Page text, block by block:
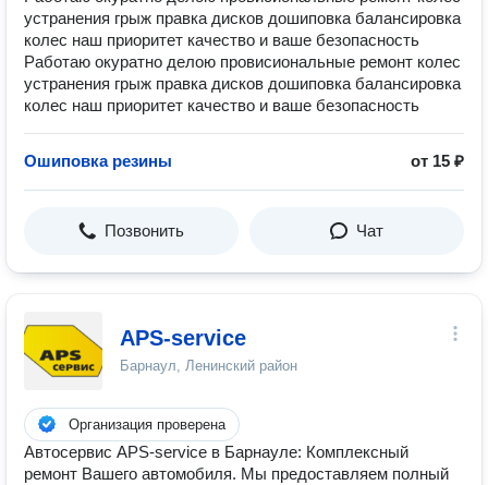
устранения грыж правка дисков дошиповка балансировка
колес наш приоритет качество и ваше безопасность
Работаю окуратно делою провисиональные ремонт колес
устранения грыж правка дисков дошиповка балансировка
колес наш приоритет качество и ваше безопасность
Ошиповка резины от 15 ₽
Позвонить Чат
APS-service
Барнаул, Ленинский район
Организация проверена
Автосервис APS-service в Барнауле: Комплексный
ремонт Вашего автомобиля. Мы предоставляем полный